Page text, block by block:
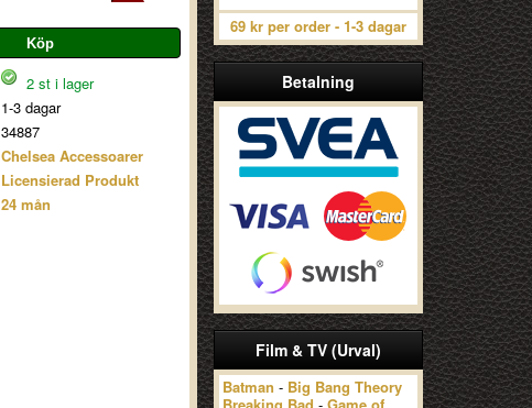
69 kr per order - 1-3 dagar
Betalning
Film & TV (Urval)
Batman - Big Bang Theory
2 st i lager
1-3 dagar
34887
Chelsea Accessoarer
Licensierad Produkt
24 mån